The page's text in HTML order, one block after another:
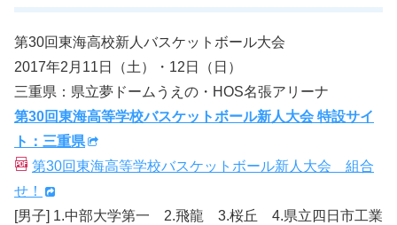
第30回東海高校新人バスケットボール大会
2017年2月11日（土）・12日（日）
三重県：県立夢ドームうえの・HOS名張アリーナ
第30回東海高等学校バスケットボール新人大会 特設サイ
ト：三重県
第30回東海高等学校バスケットボール新人大会 組合
せ！
[男子] 1.中部大学第一 2.飛龍 3.桜丘 4.県立四日市工業